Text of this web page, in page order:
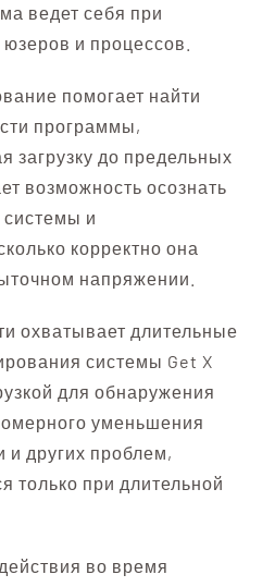
ведет себя при
и процессов.
помогает найти
программы,
загрузку до предельных
возможность осознать
и
корректно она
напряжении.
охватывает длительные
системы Get X
для обнаружения
уменьшения
и других проблем,
только при длительной
во время